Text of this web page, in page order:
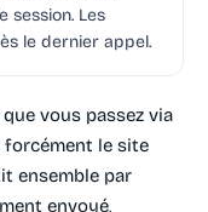
session. Les
le dernier appel.
vous passez via
le site
ensemble par
envoyé,